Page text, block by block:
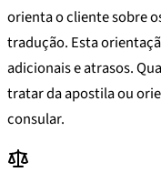
orienta o cliente sobre
tradução. Esta
adicionais e atrasos.
tratar da apostila ou
consular.